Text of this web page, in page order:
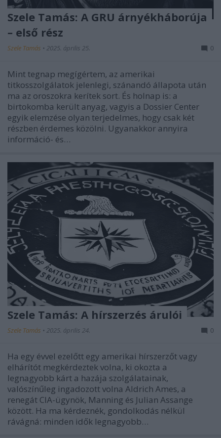
Szele Tamás: A GRU árnyékháborúja
– első rész
Szele Tamás • 2025. április 25. 0
Mint tegnap megígértem, az amerikai
titkosszolgálatok jelenlegi, szánandó állapota után
ma az oroszokra kerítek sort. És holnap is: a
birtokomba került anyag, vagyis a Dossier Center
egyik elemzése olyan terjedelmes, hogy csak két
részben érdemes közölni. Ugyanakkor annyira
információ- és…
Szele Tamás: A hírszerzés árulói
Szele Tamás • 2025. április 24. 0
Ha egy évvel ezelőtt egy amerikai hírszerzőt vagy
elhárítót megkérdeztek volna, ki okozta a
legnagyobb kárt a hazája szolgálatainak,
valószínűleg ingadozott volna Aldrich Ames, a
renegát CIA-ügynök, Manning és Julian Assange
között. Ha ma kérdeznék, gondolkodás nélkül
rávágná: minden idők legnagyobb…